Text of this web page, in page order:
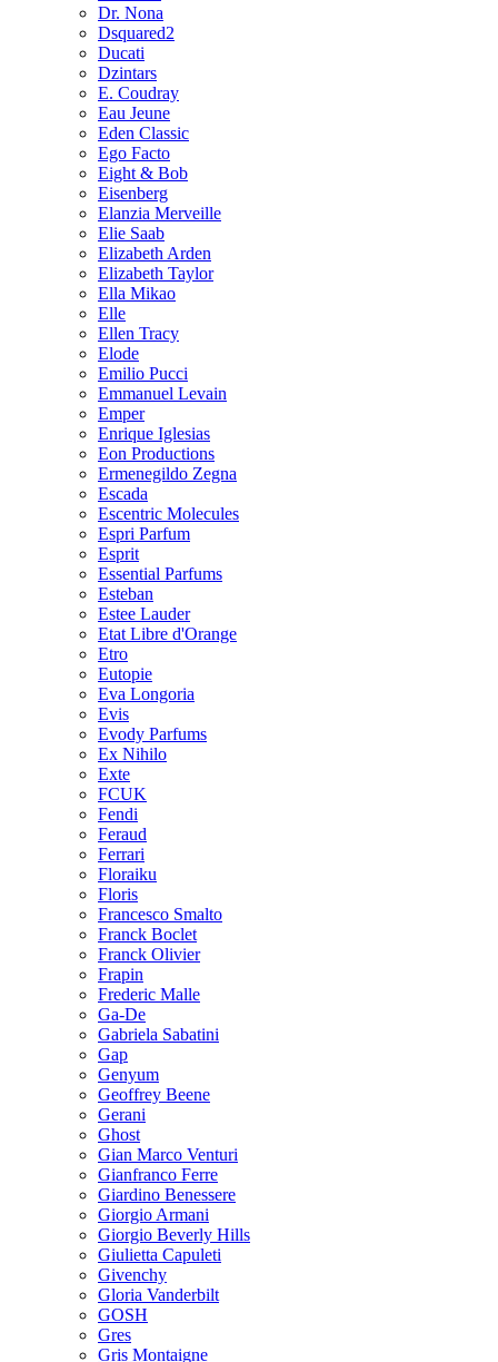
Dr. Nona
Dsquared2
Ducati
Dzintars
E. Coudray
Eau Jeune
Eden Classic
Ego Facto
Eight & Bob
Eisenberg
Elanzia Merveille
Elie Saab
Elizabeth Arden
Elizabeth Taylor
Ella Mikao
Elle
Ellen Tracy
Elode
Emilio Pucci
Emmanuel Levain
Emper
Enrique Iglesias
Eon Productions
Ermenegildo Zegna
Escada
Escentric Molecules
Espri Parfum
Esprit
Essential Parfums
Esteban
Estee Lauder
Etat Libre d'Orange
Etro
Eutopie
Eva Longoria
Evis
Evody Parfums
Ex Nihilo
Exte
FCUK
Fendi
Feraud
Ferrari
Floraiku
Floris
Francesco Smalto
Franck Boclet
Franck Olivier
Frapin
Frederic Malle
Ga-De
Gabriela Sabatini
Gap
Genyum
Geoffrey Beene
Gerani
Ghost
Gian Marco Venturi
Gianfranco Ferre
Giardino Benessere
Giorgio Armani
Giorgio Beverly Hills
Giulietta Capuleti
Givenchy
Gloria Vanderbilt
GOSH
Gres
Gris Montaigne